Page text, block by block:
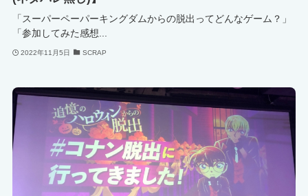
「スーパーペーパーキングダムからの脱出ってどんなゲーム？」
「参加してみた感想...
2022年11月5日 SCRAP